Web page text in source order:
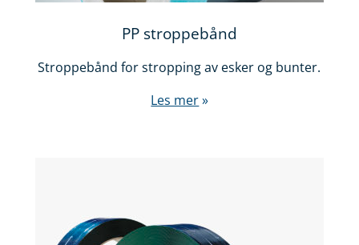
PP stroppebånd
Stroppebånd for stropping av esker og bunter.
Les mer